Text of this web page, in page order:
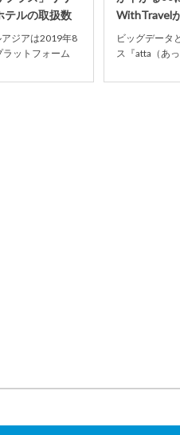
テルの取扱数
ジアは2019年8
ットフォーム
WithTravel
を使いリサ
ビッグデータ
ス『atta（あ
ル...